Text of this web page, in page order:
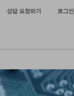
상담 요청하기 로그인